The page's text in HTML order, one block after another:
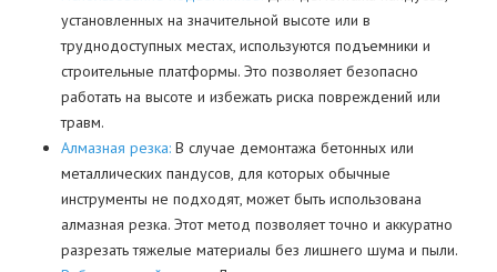
установленных на значительной высоте или в
труднодоступных местах, используются подъемники и
строительные платформы. Это позволяет безопасно
работать на высоте и избежать риска повреждений или
травм.
Алмазная резка: В случае демонтажа бетонных или
металлических пандусов, для которых обычные
инструменты не подходят, может быть использована
алмазная резка. Этот метод позволяет точно и аккуратно
разрезать тяжелые материалы без лишнего шума и пыли.